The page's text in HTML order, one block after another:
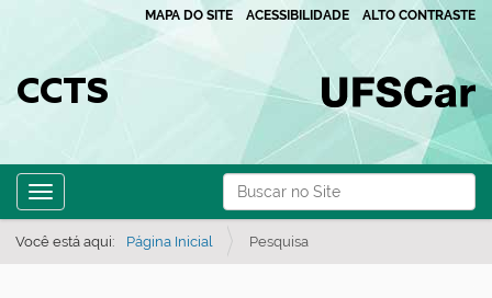
CCTS
Busca
Busca Avançada…
MAPA DO SITE ACESSIBILIDADE ALTO CONTRASTE
Toggle navigation
Você está aqui: Página Inicial Pesquisa